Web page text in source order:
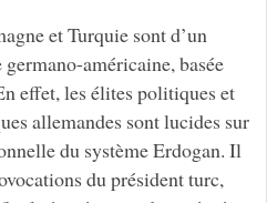
et Turquie sont d’un
américaine, basée
effet, les élites politiques et
allemandes sont lucides sur
du système Erdogan. Il
du président turc,